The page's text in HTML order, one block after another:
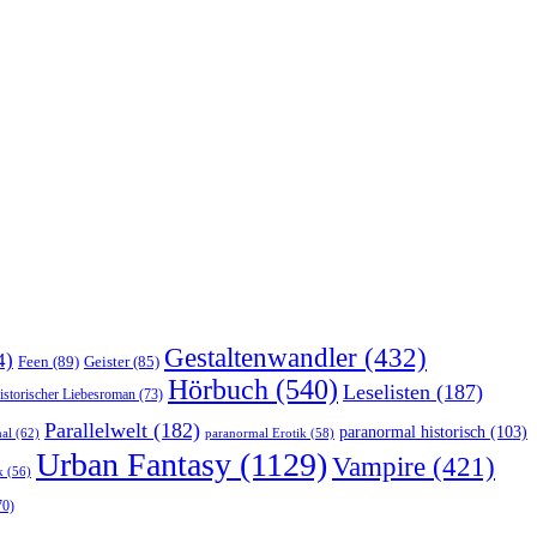
Feen (89) Geister(85) Gestaltenwandler (432)
Liebesroman (73) Hörbuch (540) Leselisten (187)
(62) Parallelwelt (182) paranormal Erotik (58) paranormal historisch (103)
(56) Urban Fantasy (1129) Vampire (421)